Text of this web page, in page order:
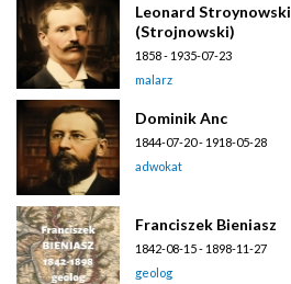
Leonard Stroynowski
(Strojnowski)
1858 - 1935-07-23
malarz
Dominik Anc
1844-07-20 - 1918-05-28
adwokat
Franciszek Bieniasz
1842-08-15 - 1898-11-27
geolog